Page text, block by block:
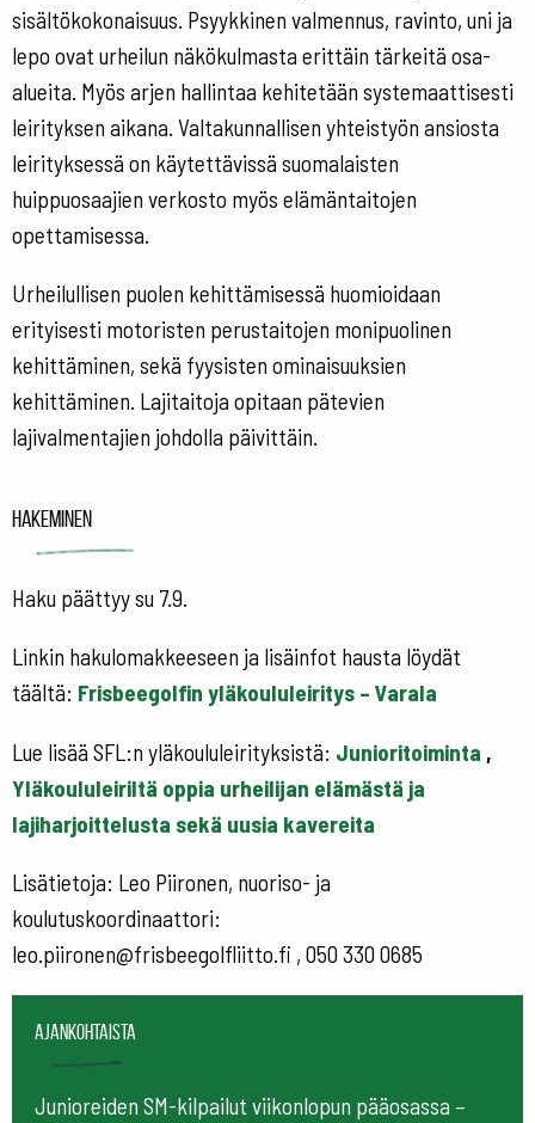
sisältökokonaisuus. Psyykkinen valmennus, ravinto, uni ja
lepo ovat urheilun näkökulmasta erittäin tärkeitä osa-
alueita. Myös arjen hallintaa kehitetään systemaattisesti
leirityksen aikana. Valtakunnallisen yhteistyön ansiosta
leirityksessä on käytettävissä suomalaisten
huippuosaajien verkosto myös elämäntaitojen
opettamisessa.
Urheilullisen puolen kehittämisessä huomioidaan
erityisesti motoristen perustaitojen monipuolinen
kehittäminen, sekä fyysisten ominaisuuksien
kehittäminen. Lajitaitoja opitaan pätevien
lajivalmentajien johdolla päivittäin.
Hakeminen
Haku päättyy su 7.9.
Linkin hakulomakkeeseen ja lisäinfot hausta löydät
täältä: Frisbeegolfin yläkoululeiritys – Varala
Lue lisää SFL:n yläkoululeirityksistä: Junioritoiminta ,
Yläkoululeiriltä oppia urheilijan elämästä ja
lajiharjoittelusta sekä uusia kavereita
Lisätietoja: Leo Piironen, nuoriso- ja
koulutuskoordinaattori:
leo.piironen@frisbeegolfliitto.fi , 050 330 0685
Ajankohtaista
Junioreiden SM-kilpailut viikonlopun pääosassa –